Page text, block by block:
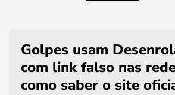
Golpes usam
com link falso nas
como saber o site